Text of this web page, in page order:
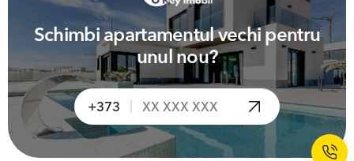
Schimbi apartamentul vechi pentru
unul nou?
+373